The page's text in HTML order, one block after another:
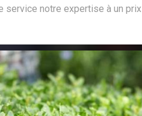
service notre expertise à un prix